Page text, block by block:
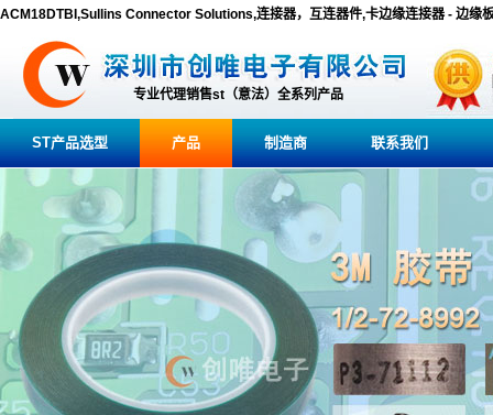
ACM18DTBI,Sullins Connector Solutions,连接器，互连器件,卡边缘连接器 - 边缘
专业代理销售st（意法）全系列产品
ST产品选型 产品 制造商 联系我们